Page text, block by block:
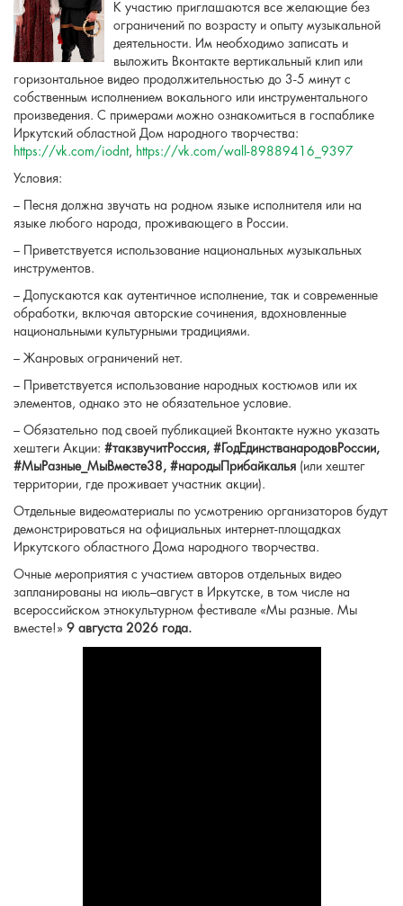
К участию приглашаются все желающие без
ограничений по возрасту и опыту музыкальной
деятельности. Им необходимо записать и
выложить Вконтакте вертикальный клип или
горизонтальное видео продолжительностью до 3-5 минут с
собственным исполнением вокального или инструментального
произведения. С примерами можно ознакомиться в госпаблике
Иркутский областной Дом народного творчества:
https://vk.com/iodnt, https://vk.com/wall-89889416_9397
Условия:
– Песня должна звучать на родном языке исполнителя или на
языке любого народа, проживающего в России.
– Приветствуется использование национальных музыкальных
инструментов.
– Допускаются как аутентичное исполнение, так и современные
обработки, включая авторские сочинения, вдохновленные
национальными культурными традициями.
– Жанровых ограничений нет.
– Приветствуется использование народных костюмов или их
элементов, однако это не обязательное условие.
– Обязательно под своей публикацией Вконтакте нужно указать
хештеги Акции: #такзвучитРоссия, #ГодЕдинстванародовРоссии,
#МыРазные_МыВместе38, #народыПрибайкалья (или хештег
территории, где проживает участник акции).
Отдельные видеоматериалы по усмотрению организаторов будут
демонстрироваться на официальных интернет-площадках
Иркутского областного Дома народного творчества.
Очные мероприятия с участием авторов отдельных видео
запланированы на июль–август в Иркутске, в том числе на
всероссийском этнокультурном фестивале «Мы разные. Мы
вместе!» 9 августа 2026 года.